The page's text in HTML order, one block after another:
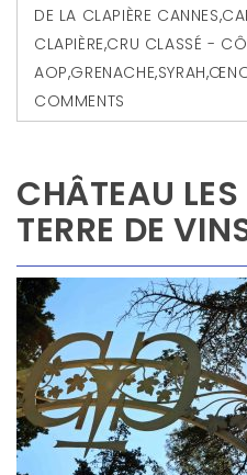
DE LA CLAPIÈRE CANNES,
CLAPIÈRE,CRU CLASSÉ -
AOP,GRENACHE,SYRAH,
COMMENTS
CHÂTEAU
TERRE DE